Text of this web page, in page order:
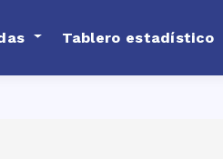
Tablero estadístico